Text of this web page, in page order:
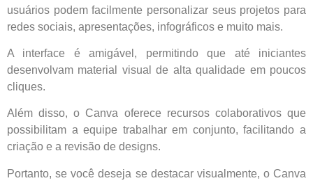
usuários podem facilmente personalizar seus projetos para
redes sociais, apresentações, infográficos e muito mais.
A interface é amigável, permitindo que até iniciantes
desenvolvam material visual de alta qualidade em poucos
cliques.
Além disso, o Canva oferece recursos colaborativos que
possibilitam a equipe trabalhar em conjunto, facilitando a
criação e a revisão de designs.
Portanto, se você deseja se destacar visualmente, o Canva